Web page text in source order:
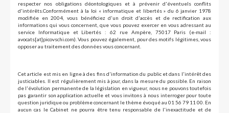
respecter nos obligations déontologiques et à prévenir d'éventuels conflits
d'intérêts.Conformément à la loi « informatique et libertés » du 6 janvier 1978
modifiée en 2004, vous bénéficiez d'un droit d'accès et de rectification aux
informations qui vous concernent, que vous pouvez exercer en vous adressant au
service Informatique et Libertés : 62 rue Ampère, 75017 Paris (e-mail :
avocats[at]picovschi.com). Vous pouvez également, pour des motifs légitimes, vous
opposer au traitement des données vous concernant.
Cet article est mis en ligne à des fins d'information du public et dans l'intérêt des
justiciables. Il est régulièrement mis à jour, dans la mesure du possible. En raison
de l'évolution permanente de la législation en vigueur, nous ne pouvons toutefois
pas garantir son application actuelle et vous invitons à nous interroger pour toute
question juridique ou problème concernant le thème évoqué au 01 56 79 11 00. En
aucun cas le Cabinet ne pourra être tenu responsable de l'inexactitude et de